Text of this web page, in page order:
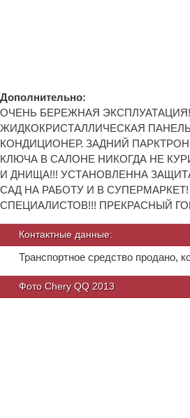
Дополнительно:
ОЧЕНЬ БЕРЕЖНАЯ
ЖИДКОКРИСТАЛЛИЧЕСКАЯ
КОНДИЦИОНЕР. ЗАДНИЙ
КЛЮЧА В САЛОНЕ НИКОГДА НЕ
И ДНИЩА!!! УСТАНОВЛЕННА
САД НА РАБОТУ И В
СПЕЦИАЛИСТОВ!!! ПРЕКРАСНЫЙ
Контактные данные:
Транспортное средство продано,
Фото Chery QQ 2013